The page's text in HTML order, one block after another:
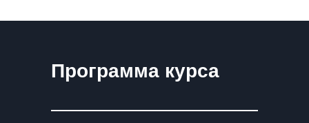
Программа курса